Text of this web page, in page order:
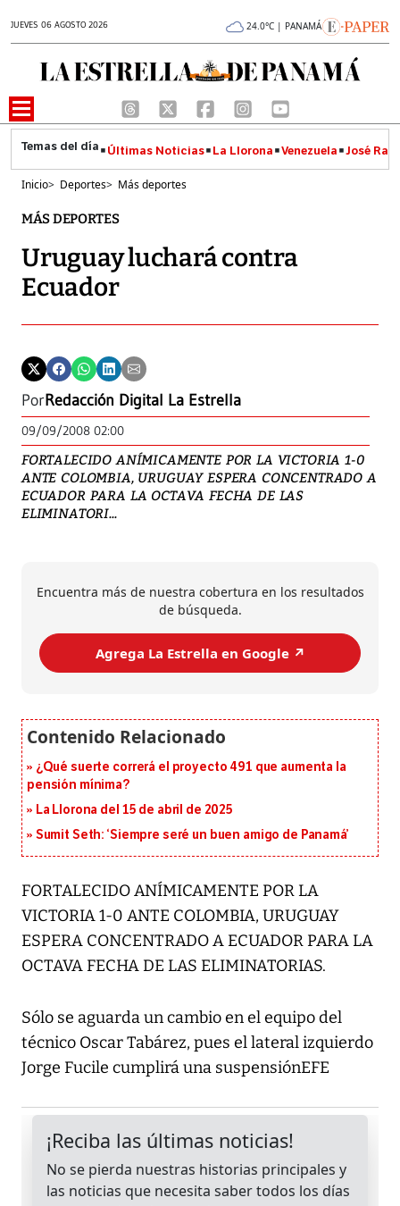
JUEVES 06 AGOSTO 2026 24.0°C | PANAMÁ
Últimas Noticias La Llorona Venezuela José
Inicio> Deportes> Más deportes
MÁS DEPORTES
Uruguay luchará contra
Ecuador
PorRedacción Digital La Estrella
09/09/2008 02:00
FORTALECIDO ANÍMICAMENTE POR LA VICTORIA 1-0
ANTE COLOMBIA, URUGUAY ESPERA CONCENTRADO A
ECUADOR PARA LA OCTAVA FECHA DE LAS
ELIMINATORI...
Encuentra más de nuestra cobertura en los resultados
de búsqueda.
Agrega La Estrella en Google ↗️
¿Qué suerte correrá el proyecto 491 que aumenta la
pensión mínima?
La Llorona del 15 de abril de 2025
Sumit Seth: ‘Siempre seré un buen amigo de Panamá’
FORTALECIDO ANÍMICAMENTE POR LA
VICTORIA 1-0 ANTE COLOMBIA, URUGUAY
ESPERA CONCENTRADO A ECUADOR PARA LA
OCTAVA FECHA DE LAS ELIMINATORIAS.
Sólo se aguarda un cambio en el equipo del
técnico Oscar Tabárez, pues el lateral izquierdo
Jorge Fucile cumplirá una suspensiónEFE